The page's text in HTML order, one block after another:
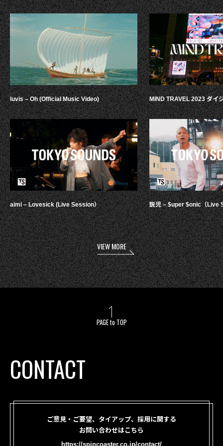
luvis – Oh (Official Music Video)
aimi – Lovesick (Live Session）
MIND TRAVEL 2023 ダイ
鋭児 – $uper $onic（Live
VIEW MORE
PAGE to TOP
CONTACT
ご意見・ご要望、タイアップ、採用に関する
お問い合わせはこちら
https://spincoaster.co.jp/contact/